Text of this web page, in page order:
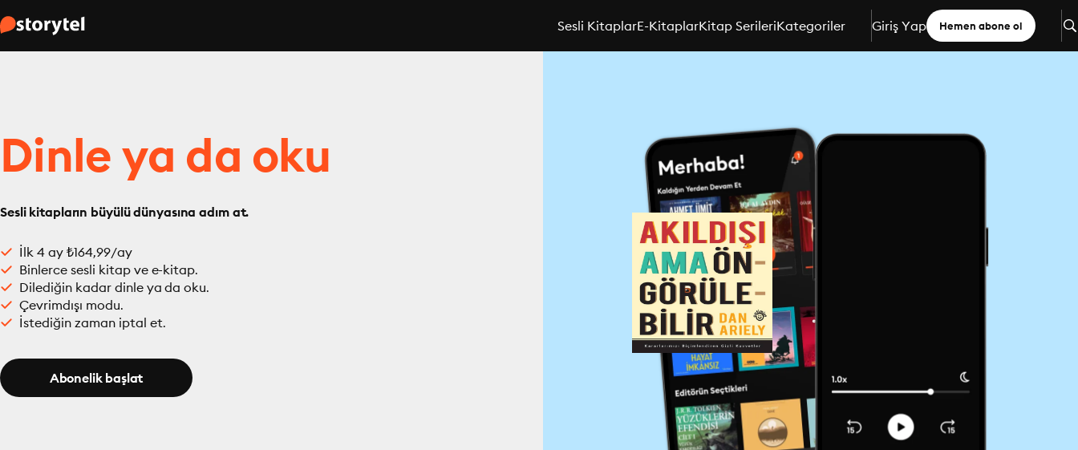
Sesli KitaplarE-KitaplarKitap SerileriKategoriler Giriş Yap Hemen abone ol
Dinle ya da oku
Sesli kitapların büyülü dünyasına adım at.
İlk 4 ay ₺164,99/ay
Binlerce sesli kitap ve e-kitap.
Dilediğin kadar dinle ya da oku.
Çevrimdışı modu.
İstediğin zaman iptal et.
Abonelik başlat